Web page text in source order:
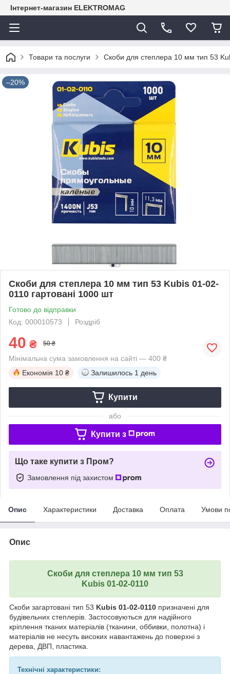
Інтернет-магазин ELEKTROMAG
Товари та послуги Скоби для степлера 10 мм тип 53
–20%
Скоби для степлера 10 мм тип 53 Kubis 01-02-
0110 гартовані 1000 шт
Готово до відправки
Код: 000010573
Роздріб
40 ₴ 50 ₴
Мінімальна сума замовлення на сайті — 400 ₴
Економія 10 ₴ Залишилось 1 день
Купити
або
Купити з
Що таке купити з Пром?
Замовлення під захистом
Опис Характеристики Доставка Оплата Умови
Опис
Скоби для степлера 10 мм тип 53
Kubis 01-02-0110
Скоби загартовані тип 53 Kubis 01-02-0110 призначені для
будівельних степлерів. Застосовуються для надійного
кріплення тканих матеріалів (тканини, оббивки, полотна) і
матеріалів не несуть високих навантажень до поверхні з
дерева, ДВП, пластика.
Технічні характеристики: